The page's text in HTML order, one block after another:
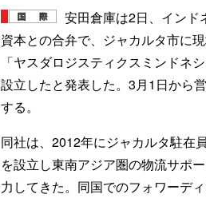
安田倉庫は2日、インド
資本との合弁で、ジャカルタ市に
「ヤスダロジスティクスミンドネ
設立したと発表した。3月1日から
する。
同社は、2012年にジャカルタ駐在
を設立し東南アジア圏の物流サポ
力してきた。同国でのフォワーデ